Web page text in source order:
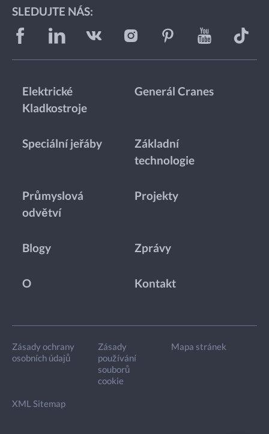
SLEDUJTE NÁS:
Elektrické
Kladkostroje
Generál Cranes
Speciální jeřáby
Základní
technologie
Průmyslová
odvětví
Projekty
Blogy Zprávy
O Kontakt
Zásady ochrany
osobních údajů
Zásady
používání
souborů
cookie
Mapa stránek
XML Sitemap